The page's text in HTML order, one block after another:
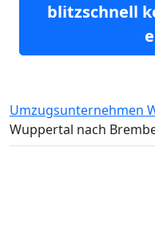
blitzschnell
Umzugsunternehmen
Wuppertal nach